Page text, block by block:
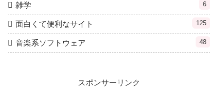
雑学 6
面白くて便利なサイト 125
音楽系ソフトウェア 48
スポンサーリンク